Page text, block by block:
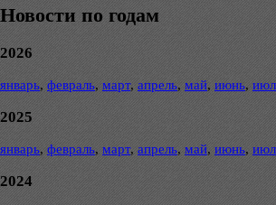
Новости по годам
2026
январь, февраль, март, апрель, май, июнь,
2025
январь, февраль, март, апрель, май, июнь,
2024